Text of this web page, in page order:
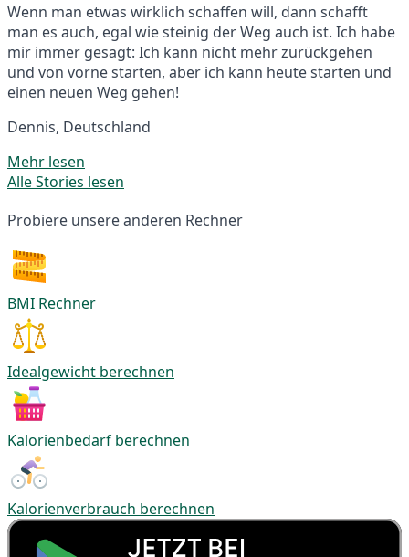
Wenn man etwas wirklich schaffen will, dann schafft
man es auch, egal wie steinig der Weg auch ist. Ich habe
mir immer gesagt: Ich kann nicht mehr zurückgehen
und von vorne starten, aber ich kann heute starten und
einen neuen Weg gehen!
Dennis, Deutschland
Mehr lesen
Alle Stories lesen
Probiere unsere anderen Rechner
BMI Rechner
Idealgewicht berechnen
Kalorienbedarf berechnen
Kalorienverbrauch berechnen